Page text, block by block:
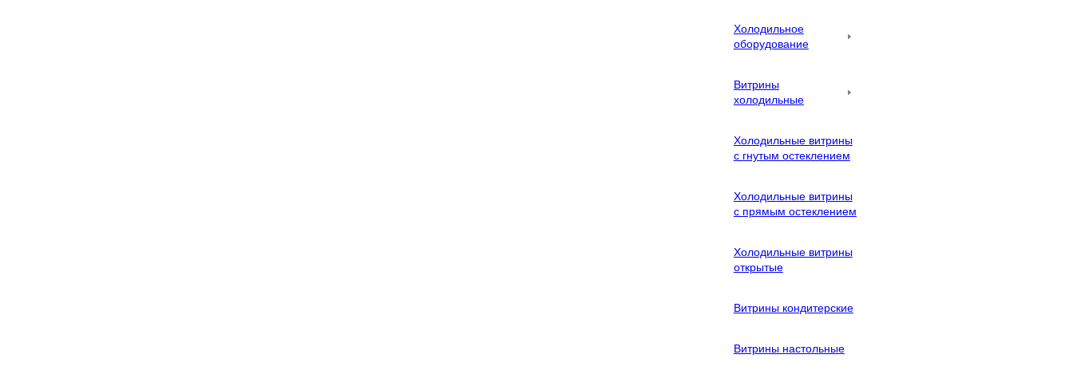
Холодильное
оборудование
Витрины
холодильные
Холодильные витрины
с гнутым остеклением
Холодильные витрины
с прямым остеклением
Холодильные витрины
открытые
Витрины кондитерские
Витрины настольные